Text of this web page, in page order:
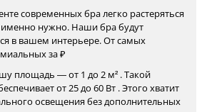
современных бра легко растеряться
именно нужно. Наши бра будут
в вашем интерьере. От самых
за ₽
площадь — от 1 до 2 м² . Такой
от 25 до 60 Вт . Этого хватит
освещения без дополнительных